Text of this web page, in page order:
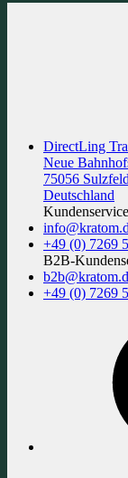
DirectLing
Neue
75056 Sulzfeld
Deutschland
Kundenservice
+49 (0) 7269
B2B-
+49 (0) 7269